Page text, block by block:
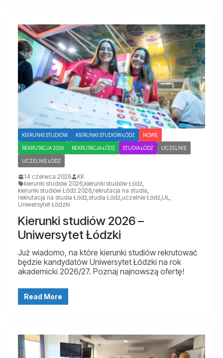
KIERUNKI STUDIÓW KIERUNKI STUDIÓW ŁÓDŹ NOWE
REKRUTACJA 2026 REKRUTACJA ŁÓDŹ STUDIA ŁÓDŹ UCZELNIE
UCZELNIE ŁÓDŹ
14 czerwca 2026
KK
kierunki studiów 2026 kierunki studiów Łódź
kierunki studiów Łódź 2026 rekrutacja na studia
rekrutacja na studia Łódź studia Łódź uczelnie Łódź UŁ
Uniwersytet Łódzki
Kierunki studiów 2026 –
Uniwersytet Łódzki
Już wiadomo, na które kierunki studiów rekrutować
będzie kandydatów Uniwersytet Łódzki na rok
akademicki 2026/27. Poznaj najnowszą ofertę!
Read More